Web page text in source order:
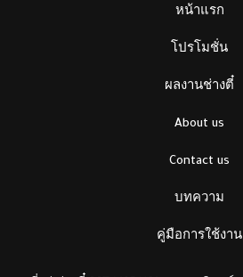
หน้าแรก
โปรโมชั่น
ผลงานช่างตี๋
About us
Contact us
บทความ
คู่มือการใช้งาน